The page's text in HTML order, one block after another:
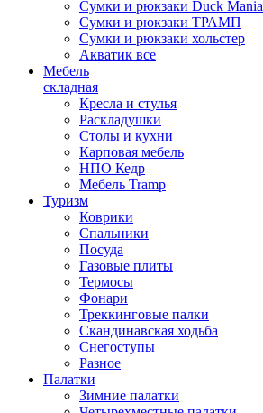
Сумки и рюкзаки Duck Mania
Сумки и рюкзаки ТРАМП
Сумки и рюкзаки хольстер
Акватик все
Мебель
складная
Кресла и стулья
Раскладушки
Столы и кухни
Карповая мебель
НПО Кедр
Мебель Tramp
Туризм
Коврики
Спальники
Посуда
Газовые плиты
Термосы
Фонари
Треккинговые палки
Скандинавская ходьба
Снегоступы
Разное
Палатки
Зимние палатки